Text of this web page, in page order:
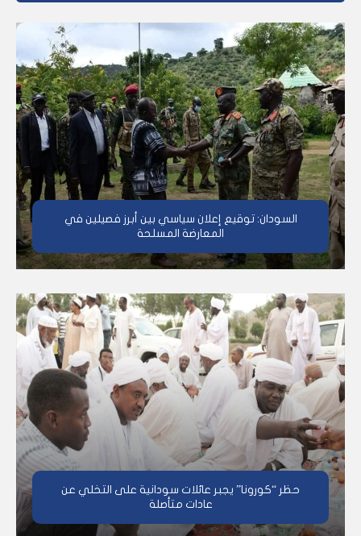
السودان: توقيع إعلان سياسي بين أبرز فصيلين في
المعارضة المسلحة
حظر “كورونا” يجبر عائلات سودانية على التخلي عن
عادات متأصلة